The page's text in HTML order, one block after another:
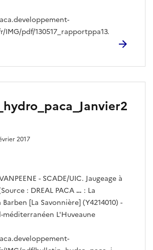
e
IMG/pdf/130517_rapportppa13.
- SCADE/UIC. Jaugeage à
: DREAL PACA… : La
[La Savonnière] (Y4214010) -
méditerranéen L'Huveaune
2017